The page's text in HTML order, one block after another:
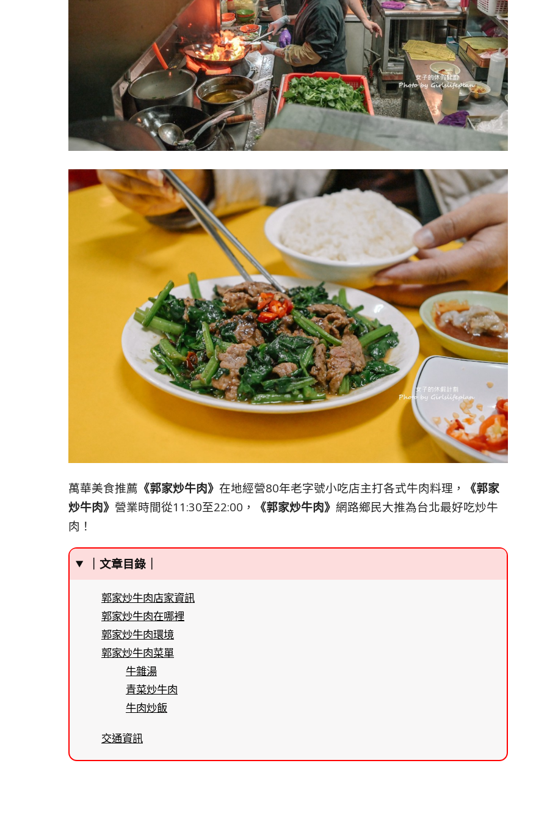
萬華美食推薦 《郭家炒牛肉》 在地經營80年老字號小吃店主打各式牛肉料理，
《郭家
炒牛肉》 營業時間從11:30至22:00， 《郭家炒牛肉》 網路鄉民大推為台北最好吃炒牛
肉！
｜文章目錄｜
郭家炒牛肉店家資訊
郭家炒牛肉在哪裡
郭家炒牛肉環境
郭家炒牛肉菜單
牛雜湯
青菜炒牛肉
牛肉炒飯
交通資訊